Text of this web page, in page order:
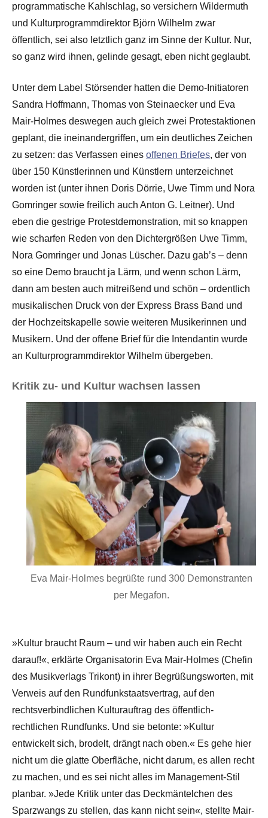
programmatische Kahlschlag, so versichern Wildermuth
und Kulturprogrammdirektor Björn Wilhelm zwar
öffentlich, sei also letztlich ganz im Sinne der Kultur. Nur,
so ganz wird ihnen, gelinde gesagt, eben nicht geglaubt.
Unter dem Label Störsender hatten die Demo-Initiatoren
Sandra Hoffmann, Thomas von Steinaecker und Eva
Mair-Holmes deswegen auch gleich zwei Protestaktionen
geplant, die ineinandergriffen, um ein deutliches Zeichen
zu setzen: das Verfassen eines offenen Briefes, der von
über 150 Künstlerinnen und Künstlern unterzeichnet
worden ist (unter ihnen Doris Dörrie, Uwe Timm und Nora
Gomringer sowie freilich auch Anton G. Leitner). Und
eben die gestrige Protestdemonstration, mit so knappen
wie scharfen Reden von den Dichtergrößen Uwe Timm,
Nora Gomringer und Jonas Lüscher. Dazu gab’s – denn
so eine Demo braucht ja Lärm, und wenn schon Lärm,
dann am besten auch mitreißend und schön – ordentlich
musikalischen Druck von der Express Brass Band und
der Hochzeitskapelle sowie weiteren Musikerinnen und
Musikern. Und der offene Brief für die Intendantin wurde
an Kulturprogrammdirektor Wilhelm übergeben.
Kritik zu- und Kultur wachsen lassen
Eva Mair-Holmes begrüßte rund 300 Demonstranten
per Megafon.
»Kultur braucht Raum – und wir haben auch ein Recht
darauf!«, erklärte Organisatorin Eva Mair-Holmes (Chefin
des Musikverlags Trikont) in ihrer Begrüßungsworten, mit
Verweis auf den Rundfunkstaatsvertrag, auf den
rechtsverbindlichen Kulturauftrag des öffentlich-
rechtlichen Rundfunks. Und sie betonte: »Kultur
entwickelt sich, brodelt, drängt nach oben.« Es gehe hier
nicht um die glatte Oberfläche, nicht darum, es allen recht
zu machen, und es sei nicht alles im Management-Stil
planbar. »Jede Kritik unter das Deckmäntelchen des
Sparzwangs zu stellen, das kann nicht sein«, stellte Mair-